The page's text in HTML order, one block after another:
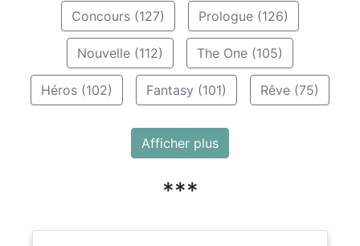
Concours (127) Prologue (126)
Nouvelle (112) The One (105)
Héros (102) Fantasy (101) Rêve (75)
Afficher plus
***